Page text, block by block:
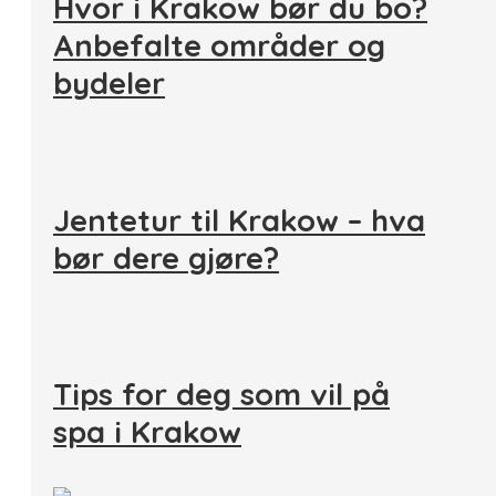
Hvor i Krakow bør du bo?
Anbefalte områder og
bydeler
Jentetur til Krakow – hva
bør dere gjøre?
Tips for deg som vil på
spa i Krakow